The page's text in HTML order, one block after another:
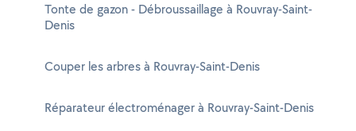
Tonte de gazon - Débroussaillage à Rouvray-Saint-
Denis
Couper les arbres à Rouvray-Saint-Denis
Réparateur électroménager à Rouvray-Saint-Denis